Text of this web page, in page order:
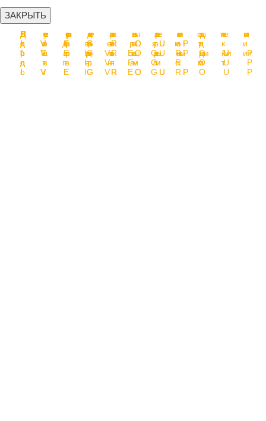
Перегородки
с
распашными
дверями от
IVEGROUP
Раздвижные
двери-
перегородки
с пеналом
от
перегородки
от
Перегородки
с
дверями от
IVEGROUP
Перегородки
с дверями
“Гармошка”
от
Стеллажи от
IVEGROUP
Душевые
кабины от
IVEGROUP
Зеркала от
IVEGROUP
ЗАКРЫТЬ